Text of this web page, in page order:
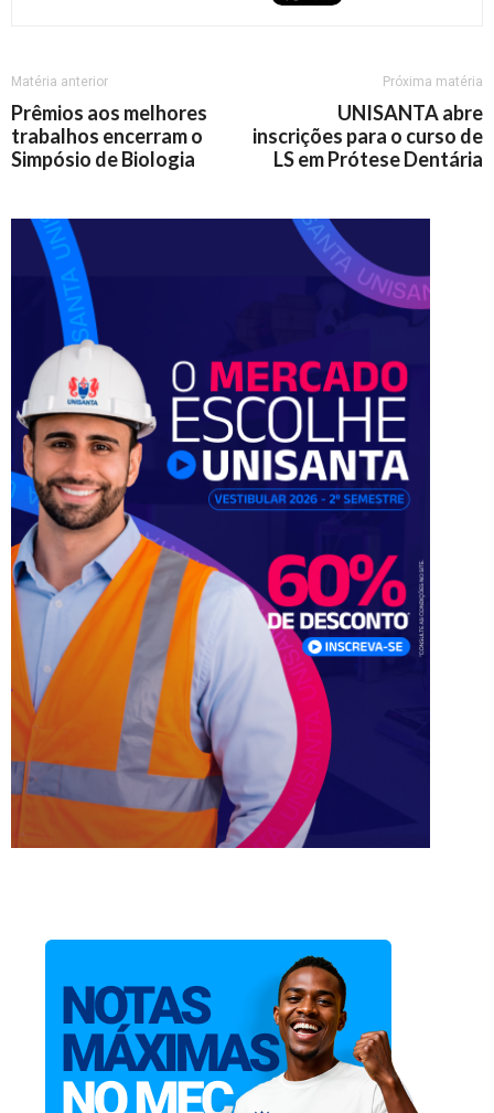
Matéria anterior
Prêmios aos melhores
trabalhos encerram o
Simpósio de Biologia
Próxima matéria
UNISANTA abre
inscrições para o curso de
LS em Prótese Dentária